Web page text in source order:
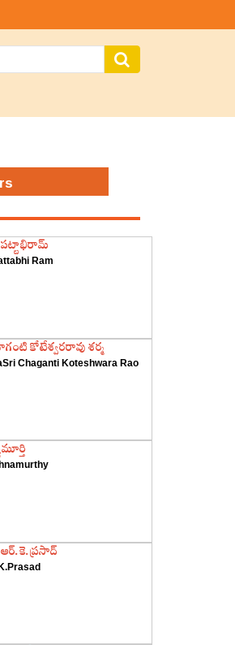
Ram
కోటేశ్వరరావు శర్మ
Chaganti Koteshwara Rao